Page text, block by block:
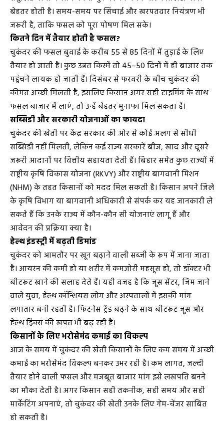
बेहतर होती है। समय-समय पर सिंचाई और खरपतवार नियंत्रण भी
जरूरी है, ताकि फसल को पूरा पोषण मिल सके।
कितने दिन में तैयार होती है फसल?
चुकंदर की फसल बुवाई के करीब 55 से 85 दिनों में तुड़ाई के लिए
तैयार हो जाती है। कुछ उन्नत किस्में तो 45–50 दिनों में ही बाजार तक
पहुंचने लायक हो जाती हैं। दिसंबर से फरवरी के बीच चुकंदर की
कीमत अच्छी मिलती है, इसलिए किसान अगर सही टाइमिंग के साथ
फसल बाजार में लाएं, तो उन्हें बेहतर मुनाफा मिल सकता है।
सब्सिडी और सरकारी योजनाओं का फायदा
चुकंदर की खेती पर केंद्र सरकार की ओर से कोई अलग से सीधी
सब्सिडी नहीं मिलती, लेकिन कई राज्य सरकारें बीज, खाद और दूसरे
जरूरी आदानों पर वित्तीय सहायता देती हैं। बिहार समेत कुछ राज्यों में
राष्ट्रीय कृषि विकास योजना (RKVY) और राष्ट्रीय बागवानी मिशन
(NHM) के तहत किसानों को मदद मिल सकती है। किसान अपने जिले
के कृषि विभाग या बागवानी अधिकारी से संपर्क कर यह जानकारी ले
सकते हैं कि उनके राज्य में कौन-कौन सी योजनाएं लागू हैं और
आवेदन की प्रक्रिया क्या है।
हेल्थ इंडस्ट्री में बढ़ती डिमांड
चुकंदर को आमतौर पर खून बढ़ाने वाली सब्जी के रूप में जाना जाता
है। आयरन की कमी हो या शरीर में कमजोरी महसूस हो, तो डॉक्टर भी
बीटरूट खाने की सलाह देते हैं। यही वजह है कि जूस सेंटर, जिम जाने
वाले युवा, हेल्थ कॉन्शियस लोग और अस्पतालों में इसकी मांग
लगातार बनी रहती है। फिटनेस ट्रेंड बढ़ने के साथ बीटरूट जूस और
हेल्थ ड्रिंक्स की खपत भी बढ़ रही है।
किसानों के लिए भरोसेमंद कमाई का विकल्प
आज के समय में चुकंदर की खेती किसानों के लिए कम समय में अच्छी
कमाई का भरोसेमंद विकल्प बनकर उभर रही है। कम लागत, जल्दी
तैयार होने वाली फसल और मजबूत बाजार मांग इसे लखपति बनने
का मौका देती है। अगर किसान सही तकनीक, सही समय और सही
मार्केटिंग अपनाएं, तो चुकंदर की खेती उनके लिए गेम-चेंजर साबित
हो सकती है।